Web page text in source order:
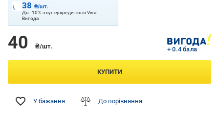
38 ₴/шт.
До -10% з суперкредиткою Visa
Вигода
40 ₴/шт. + 0.4 бала
КУПИТИ
У бажання До порівняння